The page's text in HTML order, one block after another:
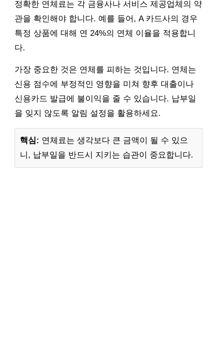
정확한 연체료는 각 금융사나 서비스 제공업체의 약
관을 확인해야 합니다. 예를 들어, A 카드사의 경우
특정 상품에 대해 연 24%의 연체 이율을 적용합니
다.
가장 중요한 것은 연체를 피하는 것입니다. 연체는
신용 점수에 부정적인 영향을 미쳐 향후 대출이나
신용카드 발급에 불이익을 줄 수 있습니다. 납부일
을 잊지 않도록 알림 설정을 활용하세요.
핵심: 연체료는 생각보다 큰 금액이 될 수 있으
니, 납부일을 반드시 지키는 습관이 중요합니다.